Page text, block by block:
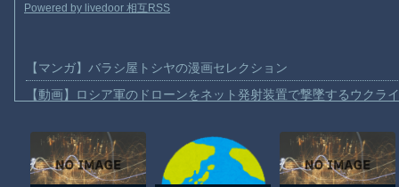
Powered by livedoor 相互RSS
【マンガ】バラシ屋トシヤの漫画セレクション
【動画】ロシア軍のドローンをネット発射装置で撃墜するウクラ
【動画】よく助けられたな。岐阜の川で外国人が溺れてしまう事
渡邊渚さん「私がPTSDと診断された当時、世間はまだPTSDと